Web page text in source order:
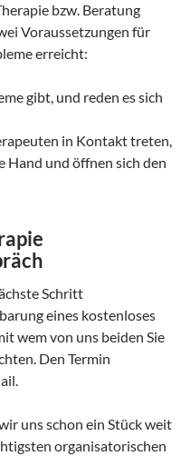
bzw. Beratung
Voraussetzungen für
erreicht:
gibt, und reden es sich
in Kontakt treten,
Hand und öffnen sich den
Schritt
eines kostenloses
wem von uns beiden Sie
Den Termin
uns schon ein Stück weit
organisatorischen